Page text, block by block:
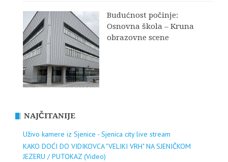
Budućnost počinje:
Osnovna škola – Kruna
obrazovne scene
NAJČITANIJE
Uživo kamere iz Sjenice - Sjenica city live stream
KAKO DOĆI DO VIDIKOVCA "VELIKI VRH" NA SJENIČKOM
JEZERU / PUTOKAZ (Video)